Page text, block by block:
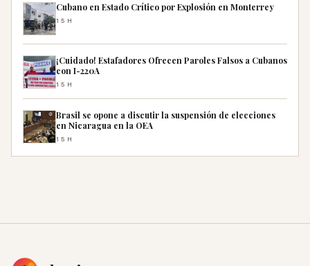
Cubano en Estado Crítico por Explosión en Monterrey
15H
¡Cuidado! Estafadores Ofrecen Paroles Falsos a Cubanos
con I-220A
15H
Brasil se opone a discutir la suspensión de elecciones
en Nicaragua en la OEA
15H